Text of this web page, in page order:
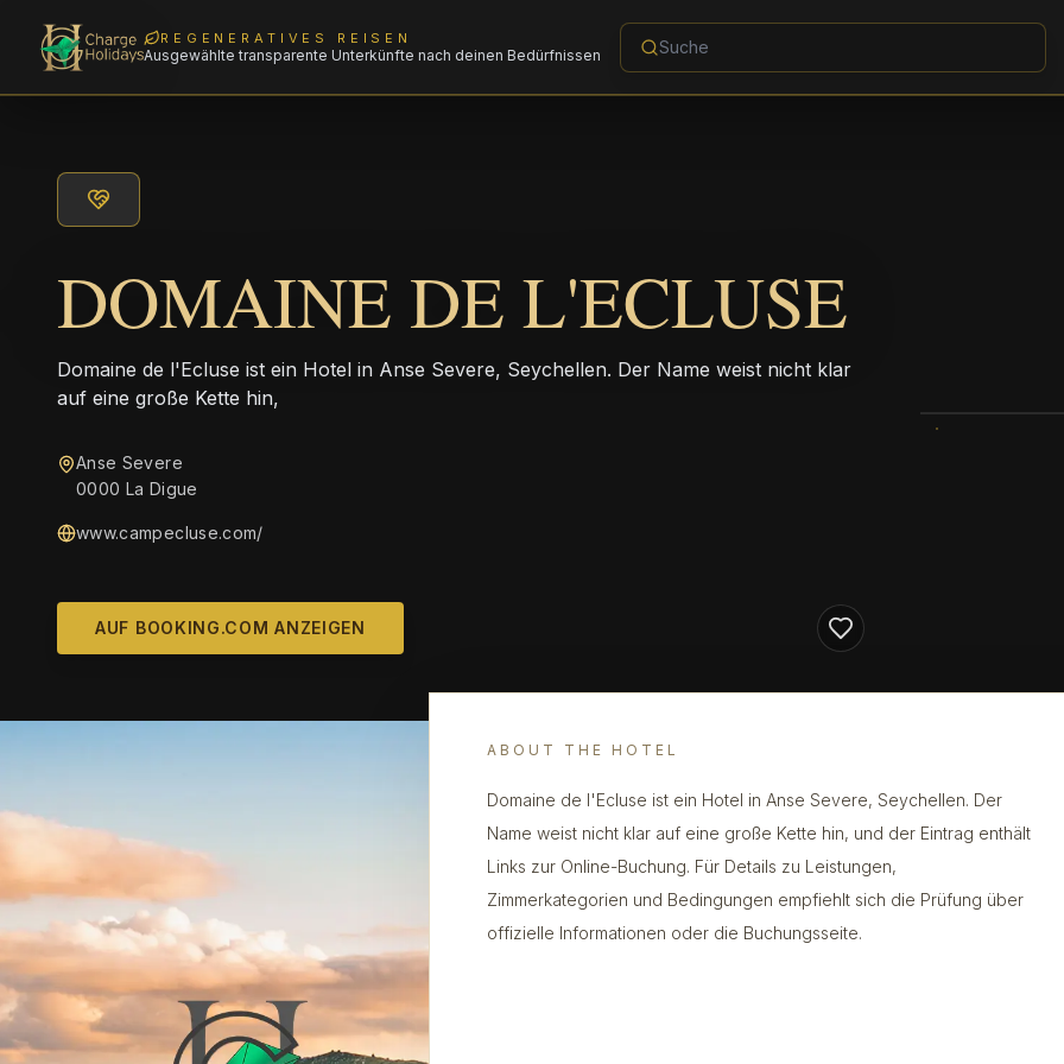
REGENERATIVES REISEN
Ausgewählte transparente Unterkünfte nach deinen Bedürfnissen
DOMAINE DE L'ECLUSE
Domaine de l'Ecluse ist ein Hotel in Anse Severe, Seychellen. Der Name weist nicht klar
auf eine große Kette hin,
Anse Severe
0000 La Digue
www.campecluse.com/
AUF BOOKING.COM ANZEIGEN
ABOUT THE HOTEL
Domaine de l'Ecluse ist ein Hotel in Anse Severe, Seychellen. Der
Name weist nicht klar auf eine große Kette hin, und der Eintrag enthält
Links zur Online-Buchung. Für Details zu Leistungen,
Zimmerkategorien und Bedingungen empfiehlt sich die Prüfung über
offizielle Informationen oder die Buchungsseite.